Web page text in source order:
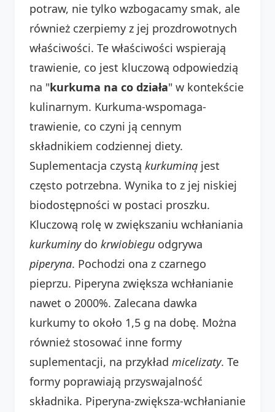
potraw, nie tylko wzbogacamy smak, ale
również czerpiemy z jej prozdrowotnych
właściwości. Te właściwości wspierają
trawienie, co jest kluczową odpowiedzią
na "kurkuma na co działa" w kontekście
kulinarnym. Kurkuma-wspomaga-
trawienie, co czyni ją cennym
składnikiem codziennej diety.
Suplementacja czystą kurkuminą jest
często potrzebna. Wynika to z jej niskiej
biodostępności w postaci proszku.
Kluczową rolę w zwiększaniu wchłaniania
kurkuminydo krwiobiegu odgrywa
piperyna. Pochodzi ona z czarnego
pieprzu. Piperyna zwiększa wchłanianie
nawet o 2000%. Zalecana dawka
kurkumy to około 1,5 g na dobę. Można
również stosować inne formy
suplementacji, na przykład micelizaty. Te
formy poprawiają przyswajalność
składnika. Piperyna-zwiększa-wchłanianie